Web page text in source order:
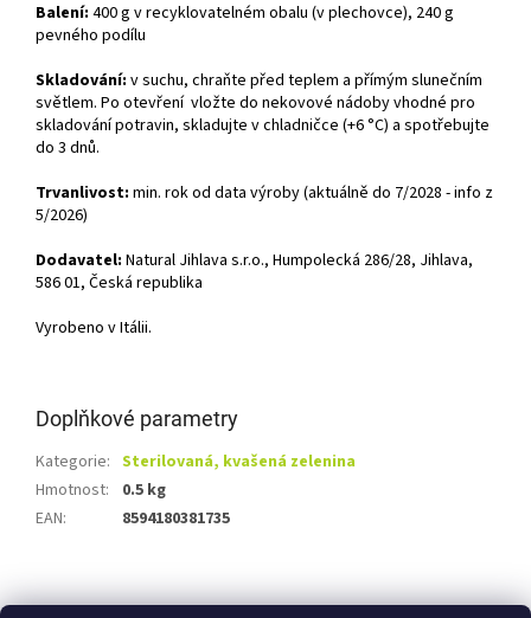
Balení: 400 g v recyklovatelném obalu (v plechovce), 240 g
pevného podílu
Skladování: v suchu, chraňte před teplem a přímým slunečním
světlem. Po otevření vložte do nekovové nádoby vhodné pro
skladování potravin, skladujte v chladničce (+6 °C) a spotřebujte
do 3 dnů.
Trvanlivost: min. rok od data výroby (aktuálně do 7/2028 - info z
5/2026)
Dodavatel: Natural Jihlava s.r.o., Humpolecká 286/28, Jihlava,
586 01, Česká republika
Vyrobeno v Itálii.
Doplňkové parametry
Kategorie: Sterilovaná, kvašená zelenina
Hmotnost:
0.5 kg
EAN: 8594180381735